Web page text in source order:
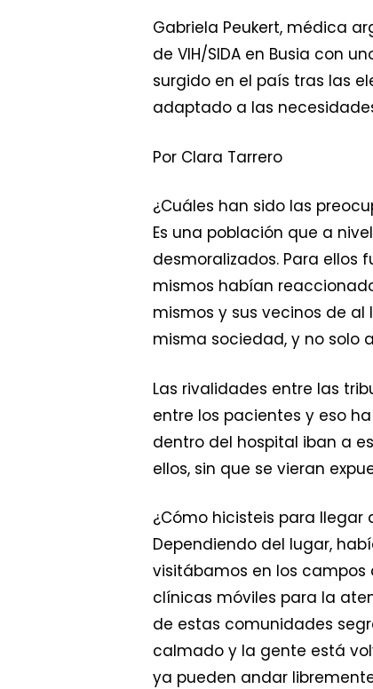
Gabriela Peukert, médica
de VIH/SIDA en Busia con
surgido en el país tras las
adaptado a las
Por Clara Tarrero
¿Cuáles han sido las
Es una población que a
desmoralizados. Para ellos
mismos habían
mismos y sus vecinos de
misma sociedad, y no solo
Las rivalidades entre las
entre los pacientes y eso
dentro del hospital iban a
ellos, sin que se vieran
¿Cómo hicisteis para llegar
Dependiendo del lugar,
visitábamos en los
clínicas móviles para la
de estas comunidades
calmado y la gente está
ya pueden andar